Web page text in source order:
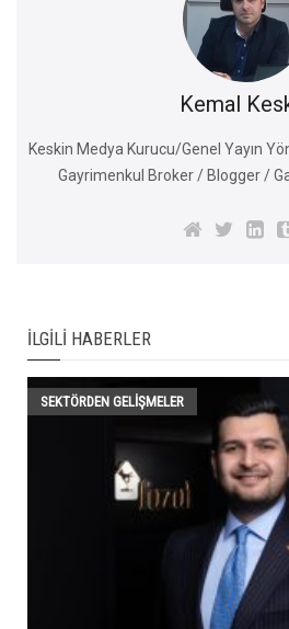
Kemal
Keskin Medya Kurucu/Genel Yayın
Gayrimenkul Broker / Blogger /
İLGILI HABERLER
SEKTÖRDEN GELIŞMELER